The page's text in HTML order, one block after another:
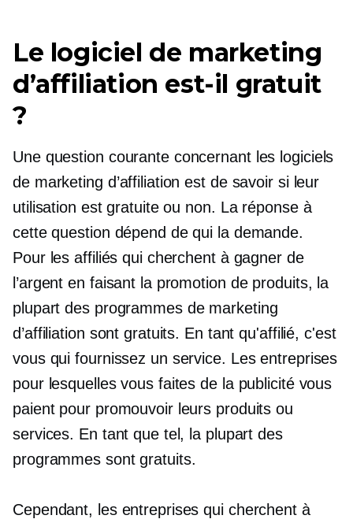
Le logiciel de marketing
d’affiliation est-il gratuit
?
Une question courante concernant les logiciels
de marketing d’affiliation est de savoir si leur
utilisation est gratuite ou non. La réponse à
cette question dépend de qui la demande.
Pour les affiliés qui cherchent à gagner de
l’argent en faisant la promotion de produits, la
plupart des programmes de marketing
d’affiliation sont gratuits. En tant qu'affilié, c'est
vous qui fournissez un service. Les entreprises
pour lesquelles vous faites de la publicité vous
paient pour promouvoir leurs produits ou
services. En tant que tel, la plupart des
programmes sont gratuits.
Cependant, les entreprises qui cherchent à